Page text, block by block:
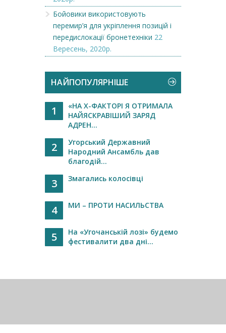
Бойовики використовують
перемир’я для укріплення позицій і
передислокації бронетехніки 22
Вересень, 2020р.
НАЙПОПУЛЯРНІШЕ
1
«НА Х-ФАКТОРІ Я ОТРИМАЛА
НАЙЯСКРАВІШИЙ ЗАРЯД
АДРЕН...
2
Угорський Державний
Народний Ансамбль дав
благодій...
3 Змагались колосівці
4 МИ – ПРОТИ НАСИЛЬСТВА
5
На «Угочанській лозі» будемо
фестивалити два дні...